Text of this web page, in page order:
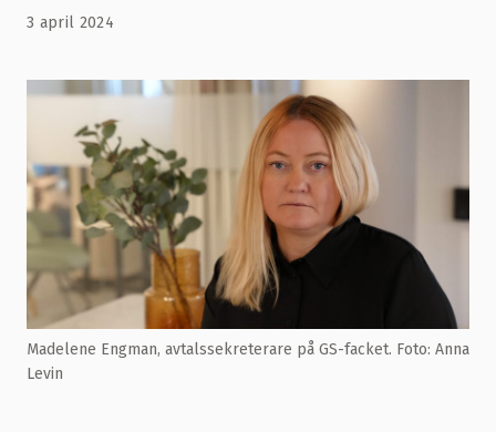
3 april 2024
Madelene Engman, avtalssekreterare på GS-facket. Foto: Anna
Levin